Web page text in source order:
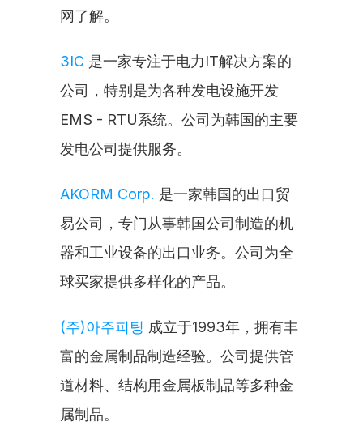
网了解。
3IC 是一家专注于电力IT解决方案的
公司，特别是为各种发电设施开发
EMS - RTU系统。公司为韩国的主要
发电公司提供服务。
AKORM Corp. 是一家韩国的出口贸
易公司，专门从事韩国公司制造的机
器和工业设备的出口业务。公司为全
球买家提供多样化的产品。
(주)아주피팅 成立于1993年，拥有丰
富的金属制品制造经验。公司提供管
道材料、结构用金属板制品等多种金
属制品。